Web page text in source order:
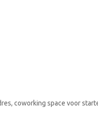
PRIJZEN
coworking space voor